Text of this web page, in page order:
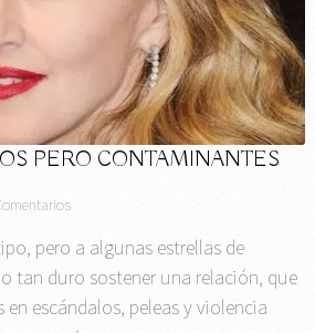
PERO CONTAMINANTES
pero a algunas estrellas de
tan duro sostener una relación, que
escándalos, peleas y violencia